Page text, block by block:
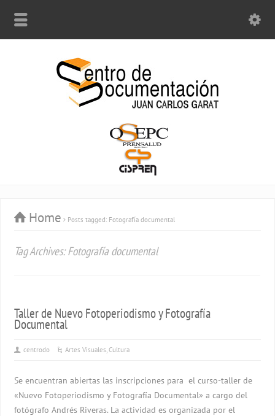
Home Posts tagged: Fotografía documental
Tag Archives: Fotografía documental
Taller de Nuevo Fotoperiodismo y Fotografía
Documental
centrodo Artes Visuales,Cultura
Se encuentran abiertas las inscripciones para el curso-taller de
«Nuevo Fotoperiodismo y Fotografía Documental» a cargo del
fotógrafo Andrés Riveras. La actividad es organizada por el